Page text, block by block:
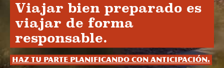
Viajar bien preparado es
viajar de forma
responsable.
Haz tu parte planificando con anticipación.